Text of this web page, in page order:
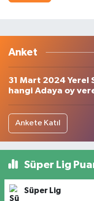
Anket
31 Mart 2024 Yerel
hangi Adaya oy
Ankete Katıl
Süper Lig
Süper Lig